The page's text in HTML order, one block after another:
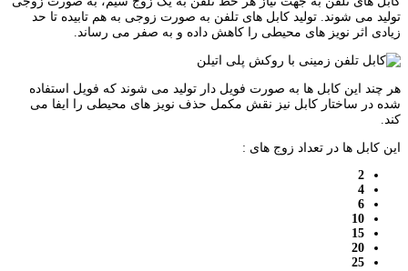
تولید می شوند. تولید کابل های تلفن به صورت زوجی به هم تابیده تا حد
زیادی اثر نویز های محیطی را کاهش داده و به صفر می رساند.
هر چند این کابل ها به صورت فویل دار تولید می شوند که فویل استفاده
شده در ساختار کابل نیز نقش مکمل حذف نویز های محیطی را ایفا می
کند.
این کابل ها در تعداد زوج های :
2
4
6
10
15
20
25